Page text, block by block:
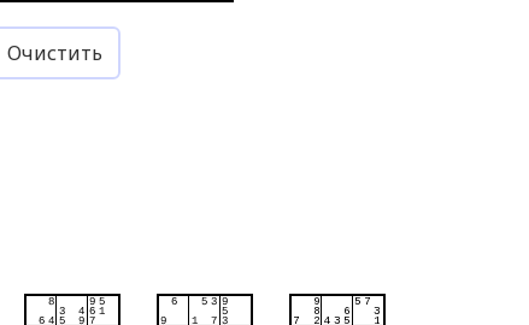
Очистить